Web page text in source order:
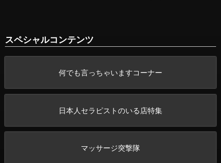
スペシャルコンテンツ
何でも言っちゃいますコーナー
日本人セラピストのいる店特集
マッサージ突撃隊